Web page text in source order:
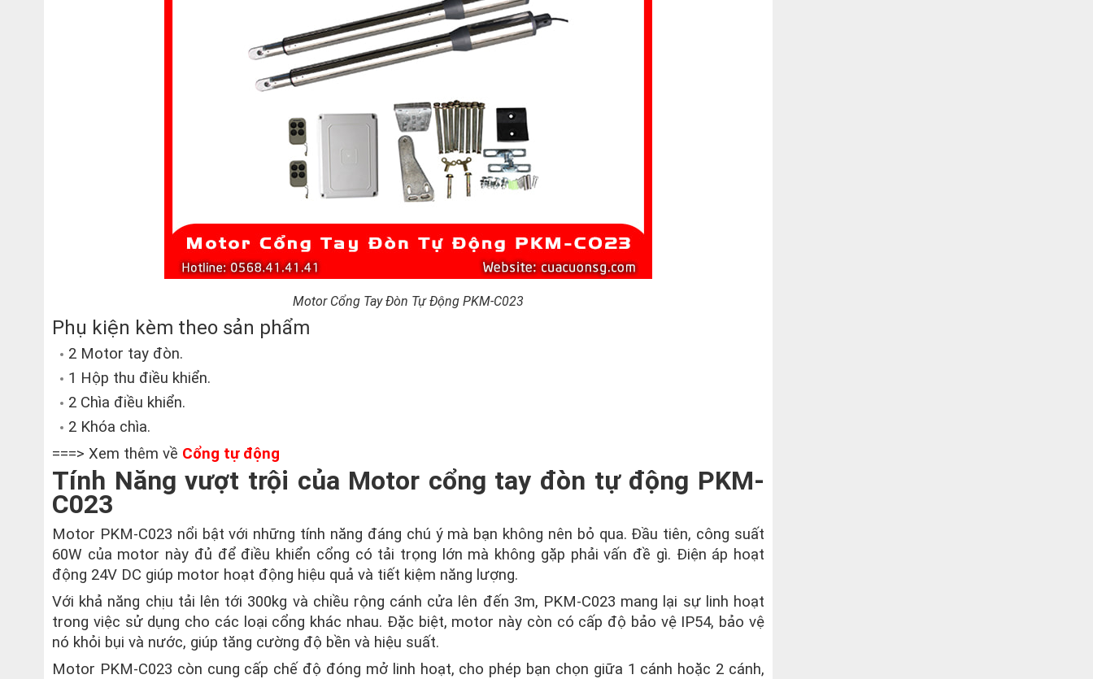
Motor Cổng Tay Đòn Tự Động PKM-C023
Phụ kiện kèm theo sản phẩm
2 Motor tay đòn.
1 Hộp thu điều khiển.
2 Chìa điều khiển.
2 Khóa chìa.
===> Xem thêm về Cổng tự động
Tính Năng vượt trội của Motor cổng tay đòn tự động PKM-
C023
Motor PKM-C023 nổi bật với những tính năng đáng chú ý mà bạn không nên bỏ qua. Đầu tiên, công suất
60W của motor này đủ để điều khiển cổng có tải trọng lớn mà không gặp phải vấn đề gì. Điện áp hoạt
động 24V DC giúp motor hoạt động hiệu quả và tiết kiệm năng lượng.
Với khả năng chịu tải lên tới 300kg và chiều rộng cánh cửa lên đến 3m, PKM-C023 mang lại sự linh hoạt
trong việc sử dụng cho các loại cổng khác nhau. Đặc biệt, motor này còn có cấp độ bảo vệ IP54, bảo vệ
nó khỏi bụi và nước, giúp tăng cường độ bền và hiệu suất.
Motor PKM-C023 còn cung cấp chế độ đóng mở linh hoạt, cho phép bạn chọn giữa 1 cánh hoặc 2 cánh,